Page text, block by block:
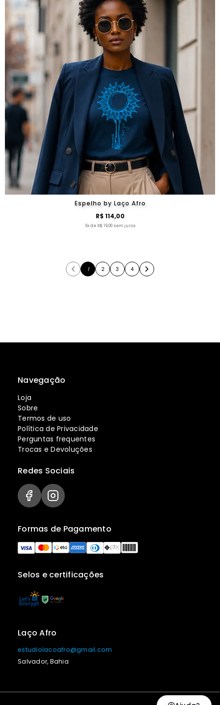
Espelho by Laço Afro
R$ 114,00
6x de R$ 19,00 sem juros
1 2 3 4
Navegação
Loja
Sobre
Termos de uso
Política de Privacidade
Perguntas frequentes
Trocas e Devoluções
Selos e certificações
Formas de Pagamento
Redes Sociais
Laço Afro
estudiolacoafro@gmail.com
Salvador, Bahia